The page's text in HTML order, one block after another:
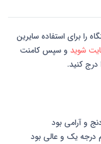
را برای استفاده سایرین
شوید و سپس کامنت
درج کنید.
و آرامی بود
درجه یک و عالی بود